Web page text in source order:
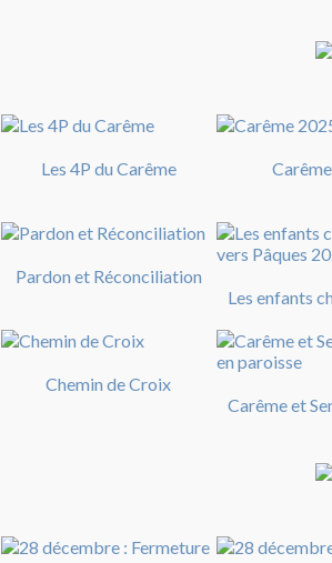
Les 4P du Carême
Pardon et Réconciliation
Chemin de Croix